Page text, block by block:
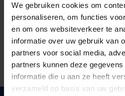
We gebruiken cookies om
personaliseren, om functies
en om ons websiteverkeer te
informatie over uw gebruik van
partners voor social media,
partners kunnen deze
informatie die u aan ze heeft
verzameld op basis van uw